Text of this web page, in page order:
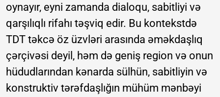
oynayır, eyni zamanda dialoqu, sabitliyi və
qarşılıqlı rifahı təşviq edir. Bu kontekstdə
TDT təkcə öz üzvləri arasında əməkdaşlıq
çərçivəsi deyil, həm də geniş region və onun
hüdudlarından kənarda sülhün, sabitliyin və
konstruktiv tərəfdaşlığın mühüm mənbəyi